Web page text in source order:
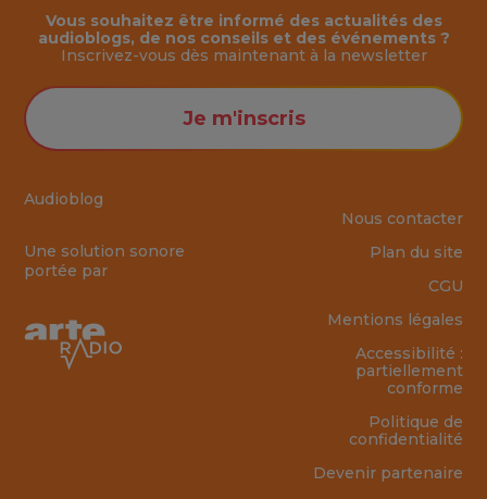
Audioblog
Une solution sonore
portée par
Vous souhaitez être informé des actualités des
audioblogs, de nos conseils et des événements ?
Inscrivez-vous dès maintenant à la newsletter
Je m'inscris
Nous contacter
Plan du site
CGU
Mentions légales
Accessibilité :
partiellement
conforme
Politique de
confidentialité
Devenir partenaire